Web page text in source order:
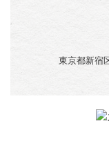
東京都新宿